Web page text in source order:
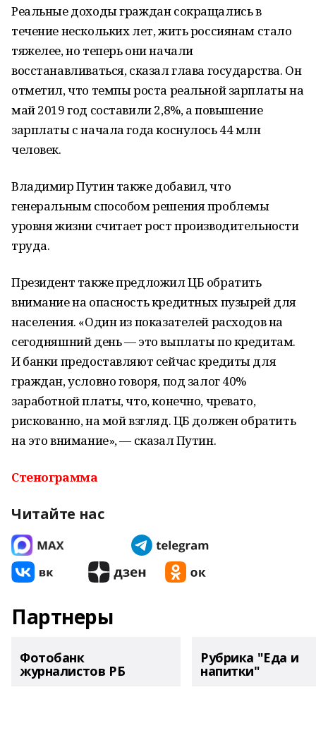
Реальные доходы граждан сокращались в
течение нескольких лет, жить россиянам стало
тяжелее, но теперь они начали
восстанавливаться, сказал глава государства. Он
отметил, что темпы роста реальной зарплаты на
май 2019 год составили 2,8%, а повышение
зарплаты с начала года коснулось 44 млн
человек.
Владимир Путин также добавил, что
генеральным способом решения проблемы
уровня жизни считает рост производительности
труда.
Президент также предложил ЦБ обратить
внимание на опасность кредитных пузырей для
населения. «Один из показателей расходов на
сегодняшний день — это выплаты по кредитам.
И банки предоставляют сейчас кредиты для
граждан, условно говоря, под залог 40%
заработной платы, что, конечно, чревато,
рискованно, на мой взгляд. ЦБ должен обратить
на это внимание», — сказал Путин.
Стенограмма
Читайте нас
Партнеры
Фотобанк
журналистов РБ
Рубрика "Еда и
напитки"